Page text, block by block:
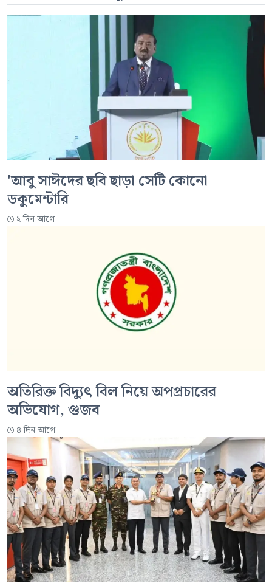
'আবু সাঈদের ছবি ছাড়া সেটি কোনো
ডকুমেন্টারি
২ দিন আগে
অতিরিক্ত বিদ্যুৎ বিল নিয়ে অপপ্রচারের
অভিযোগ, গুজব
৪ দিন আগে